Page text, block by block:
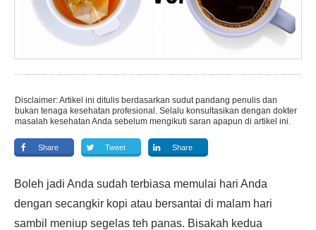
Disclaimer: Artikel ini ditulis berdasarkan sudut pandang penulis dan
bukan tenaga kesehatan profesional. Selalu konsultasikan dengan dokter
masalah kesehatan Anda sebelum mengikuti saran apapun di artikel ini.
Share Tweet Share
Boleh jadi Anda sudah terbiasa memulai hari Anda
dengan secangkir kopi atau bersantai di malam hari
sambil meniup segelas teh panas. Bisakah kedua